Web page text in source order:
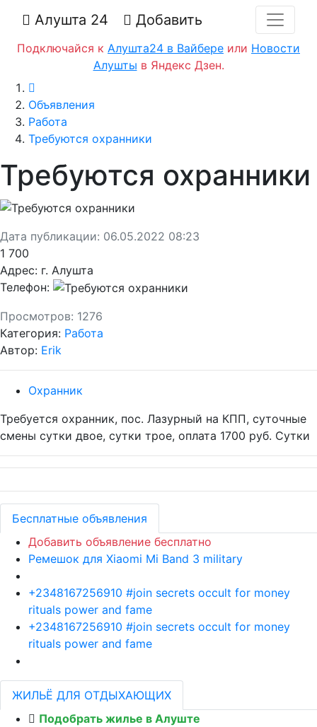
Алушта 24 Добавить
Подключайся к Алушта24 в Вайбере или Новости
Алушты в Яндекс Дзен.
Объявления
Работа
Требуются охранники
Требуются охранники
Дата публикации: 06.05.2022 08:23
1 700
Адрес: г. Алушта
Телефон:
Просмотров: 1276
Категория: Работа
Автор: Erik
Охранник
Требуется охранник, пос. Лазурный на КПП, суточные
смены сутки двое, сутки трое, оплата 1700 руб. Сутки
Бесплатные объявления
Добавить объявление бесплатно
Ремешок для Xiaomi Mi Band 3 military
+2348167256910 #join secrets occult for money
rituals power and fame
+2348167256910 #join secrets occult for money
rituals power and fame
ЖИЛЬЁ ДЛЯ ОТДЫХАЮЩИХ
Подобрать жилье в Алуште